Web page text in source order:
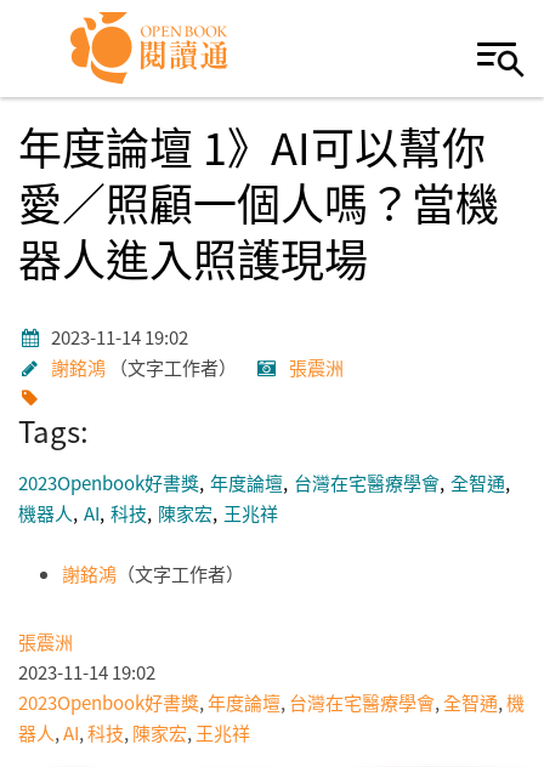
Skip to navigation
移至主內容
年度論壇 1》AI可以幫你
愛／照顧一個人嗎？當機
器人進入照護現場
2023-11-14 19:02
謝銘鴻
文字工作者 張震洲
Tags:
2023Openbook好書獎 年度論壇 台灣在宅醫療學會 全智通
機器人
AI 科技 陳家宏 王兆祥
謝銘鴻 （文字工作者）
張震洲
2023-11-14 19:02
2023Openbook好書獎,年度論壇, 台灣在宅醫療學會,全智通,機
器人,AI,科技, 陳家宏, 王兆祥